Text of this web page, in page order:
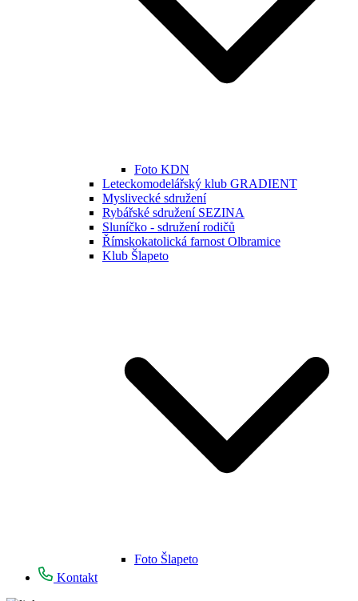
Foto KDN
Leteckomodelářský klub GRADIENT
Myslivecké sdružení
Rybářské sdružení SEZINA
Sluníčko - sdružení rodičů
Římskokatolická farnost Olbramice
Klub Šlapeto
Foto Šlapeto
Kontakt